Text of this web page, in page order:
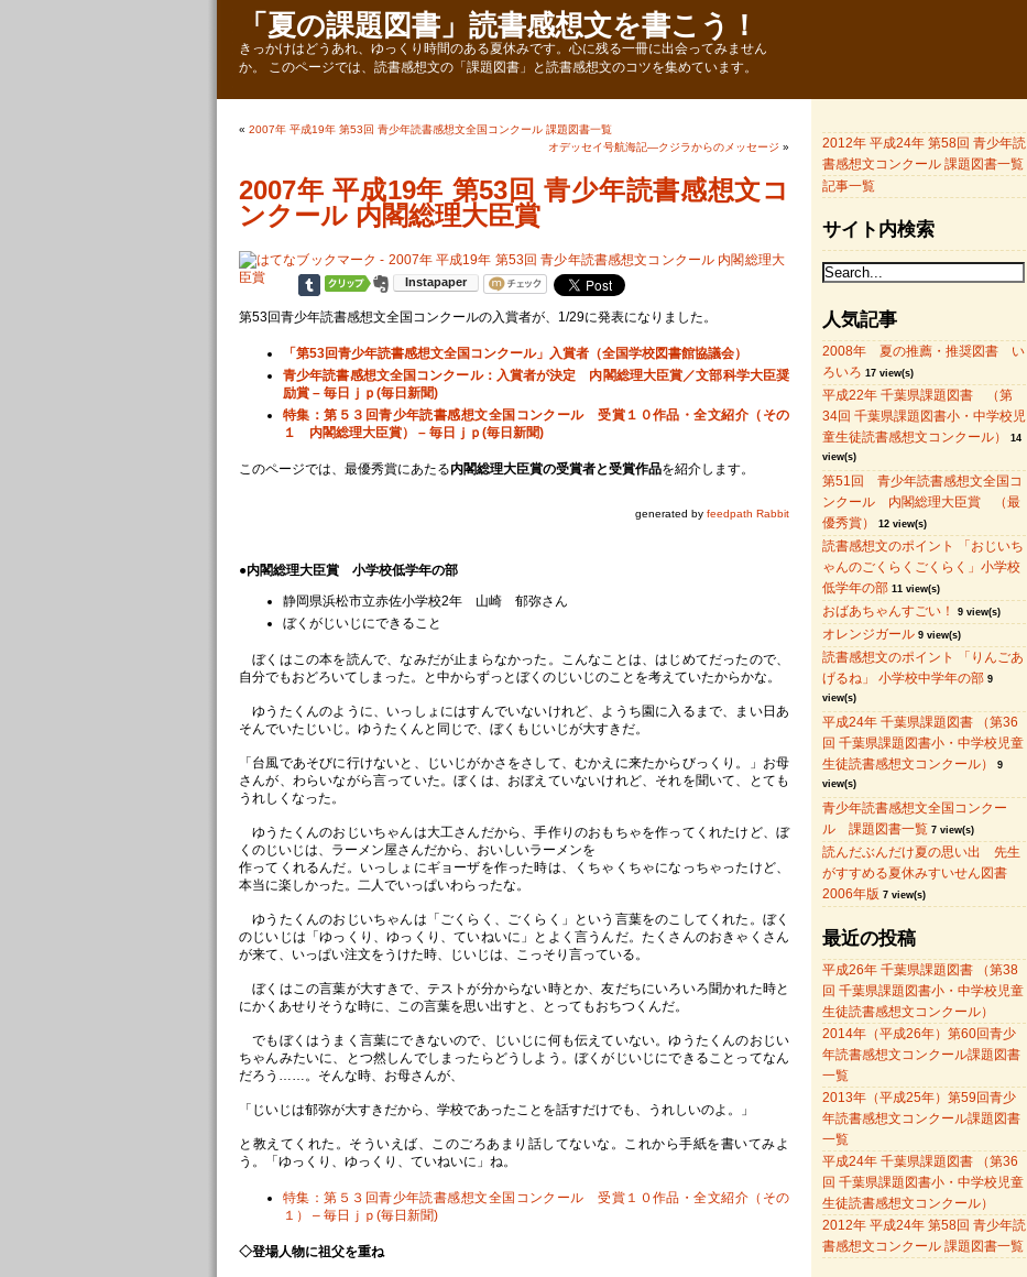
「夏の課題図書」読書感想文を書こう！
きっかけはどうあれ、ゆっくり時間のある夏休みです。心に残る一冊に出会ってみません
か。 このページでは、読書感想文の「課題図書」と読書感想文のコツを集めています。
« 2007年 平成19年 第53回 青少年読書感想文全国コンクール 課題図書一覧
オデッセイ号航海記―クジラからのメッセージ »
2007年 平成19年 第53回 青少年読書感想文コ
ンクール 内閣総理大臣賞
第53回青少年読書感想文全国コンクールの入賞者が、1/29に発表になりました。
「第53回青少年読書感想文全国コンクール」入賞者（全国学校図書館協議会）
青少年読書感想文全国コンクール：入賞者が決定 内閣総理大臣賞／文部科学大臣奨
励賞 – 毎日ｊｐ(毎日新聞)
特集：第５３回青少年読書感想文全国コンクール 受賞１０作品・全文紹介（その
１ 内閣総理大臣賞） – 毎日ｊｐ(毎日新聞)
このページでは、最優秀賞にあたる内閣総理大臣賞の受賞者と受賞作品を紹介します。
generated by feedpath Rabbit
●内閣総理大臣賞 小学校低学年の部
静岡県浜松市立赤佐小学校2年 山崎 郁弥さん
ぼくがじいじにできること
ぼくはこの本を読んで、なみだが止まらなかった。こんなことは、はじめてだったので、
自分でもおどろいてしまった。と中からずっとぼくのじいじのことを考えていたからかな。
ゆうたくんのように、いっしょにはすんでいないけれど、ようち園に入るまで、まい日あ
そんでいたじいじ。ゆうたくんと同じで、ぼくもじいじが大すきだ。
「台風であそびに行けないと、じいじがかさをさして、むかえに来たからびっくり。」お母
さんが、わらいながら言っていた。ぼくは、おぼえていないけれど、それを聞いて、とても
うれしくなった。
ゆうたくんのおじいちゃんは大工さんだから、手作りのおもちゃを作ってくれたけど、ぼ
くのじいじは、ラーメン屋さんだから、おいしいラーメンを
作ってくれるんだ。いっしょにギョーザを作った時は、くちゃくちゃになっちゃったけど、
本当に楽しかった。二人でいっぱいわらったな。
ゆうたくんのおじいちゃんは「ごくらく、ごくらく」という言葉をのこしてくれた。ぼく
のじいじは「ゆっくり、ゆっくり、ていねいに」とよく言うんだ。たくさんのおきゃくさん
が来て、いっぱい注文をうけた時、じいじは、こっそり言っている。
ぼくはこの言葉が大すきで、テストが分からない時とか、友だちにいろいろ聞かれた時と
にかくあせりそうな時に、この言葉を思い出すと、とってもおちつくんだ。
でもぼくはうまく言葉にできないので、じいじに何も伝えていない。ゆうたくんのおじい
ちゃんみたいに、とつ然しんでしまったらどうしよう。ぼくがじいじにできることってなん
だろう……。そんな時、お母さんが、
「じいじは郁弥が大すきだから、学校であったことを話すだけでも、うれしいのよ。」
と教えてくれた。そういえば、このごろあまり話してないな。これから手紙を書いてみよ
う。「ゆっくり、ゆっくり、ていねいに」ね。
特集：第５３回青少年読書感想文全国コンクール 受賞１０作品・全文紹介（その
１） – 毎日ｊｐ(毎日新聞)
◇登場人物に祖父を重ね
2012年 平成24年 第58回 青少年読
書感想文コンクール 課題図書一覧
記事一覧
サイト内検索
人気記事
2008年 夏の推薦・推奨図書 い
ろいろ 17 view(s)
平成22年 千葉県課題図書 （第
34回 千葉県課題図書小・中学校児
童生徒読書感想文コンクール）
14
view(s)
第51回 青少年読書感想文全国コ
ンクール 内閣総理大臣賞 （最
優秀賞）
12 view(s)
読書感想文のポイント 「おじいち
ゃんのごくらくごくらく」小学校
低学年の部 11 view(s)
おばあちゃんすごい！ 9 view(s)
オレンジガール 9 view(s)
読書感想文のポイント 「りんごあ
げるね」 小学校中学年の部 9
view(s)
平成24年 千葉県課題図書 （第36
回 千葉県課題図書小・中学校児童
生徒読書感想文コンクール）
9
view(s)
青少年読書感想文全国コンクー
ル 課題図書一覧 7 view(s)
読んだぶんだけ夏の思い出 先生
がすすめる夏休みすいせん図書
2006年版 7 view(s)
最近の投稿
平成26年 千葉県課題図書 （第38
回 千葉県課題図書小・中学校児童
生徒読書感想文コンクール）
2014年（平成26年）第60回青少
年読書感想文コンクール課題図書
一覧
2013年（平成25年）第59回青少
年読書感想文コンクール課題図書
一覧
平成24年 千葉県課題図書 （第36
回 千葉県課題図書小・中学校児童
生徒読書感想文コンクール）
2012年 平成24年 第58回 青少年読
書感想文コンクール 課題図書一覧